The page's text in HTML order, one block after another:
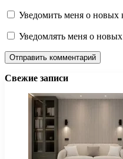
Уведомить меня о новых
Уведомлять меня о
Свежие записи